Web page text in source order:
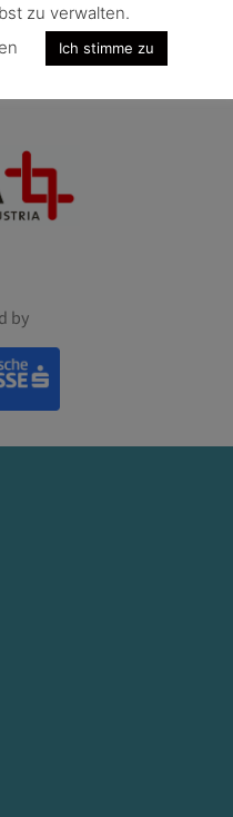
by
zu verwalten.
Ich stimme zu